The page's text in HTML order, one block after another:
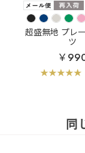
超盛無地 プレ
ツ
￥
同